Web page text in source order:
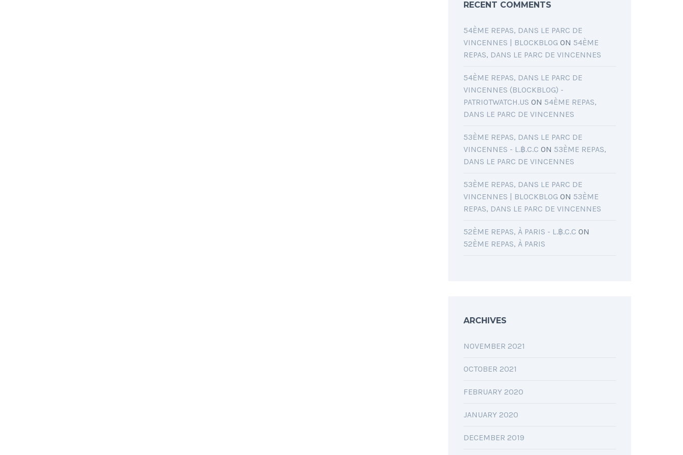
RECENT COMMENTS
54ÈME REPAS, DANS LE PARC DE
VINCENNES | BLOCKBLOG ON 54ÈME
REPAS, DANS LE PARC DE VINCENNES
54ÈME REPAS, DANS LE PARC DE
VINCENNES (BLOCKBLOG) -
PATRIOTWATCH.US ON 54ÈME REPAS,
DANS LE PARC DE VINCENNES
53ÈME REPAS, DANS LE PARC DE
VINCENNES - L.฿.C.C ON 53ÈME REPAS,
DANS LE PARC DE VINCENNES
53ÈME REPAS, DANS LE PARC DE
VINCENNES | BLOCKBLOG ON 53ÈME
REPAS, DANS LE PARC DE VINCENNES
52ÈME REPAS, À PARIS - L.฿.C.C ON
52ÈME REPAS, À PARIS
ARCHIVES
NOVEMBER 2021
OCTOBER 2021
FEBRUARY 2020
JANUARY 2020
DECEMBER 2019